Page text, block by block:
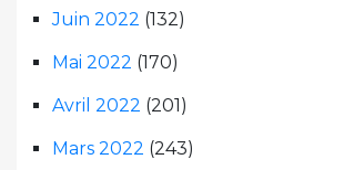
Juin 2022 (132)
Mai 2022 (170)
Avril 2022 (201)
Mars 2022 (243)